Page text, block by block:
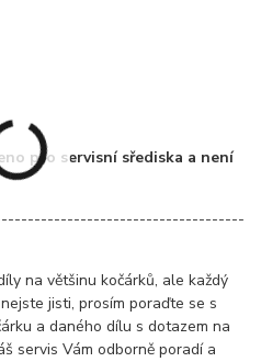
pro servisní sřediska a není
na většinu kočárků, ale každý
jisti, prosím poraďte se s
a daného dílu s dotazem na
servis Vám odborně poradí a